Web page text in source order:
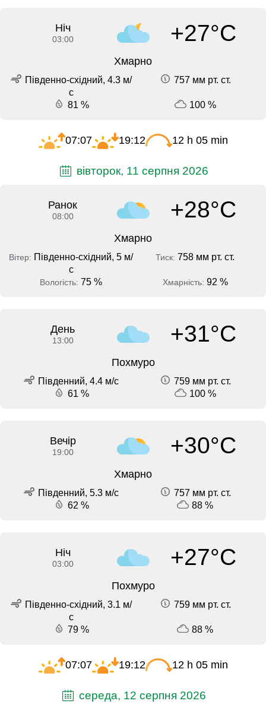
Ніч
03:00 +27°C
Хмарно
Південно-східний, 4.3 м/
с
757 мм рт. ст.
81 % 100 %
07:07 19:12 12 h 05 min
вівторок, 11 серпня 2026
Ранок
08:00 +28°C
Хмарно
Вітер: Південно-східний, 5 м/
с
Тиск: 758 мм рт. ст.
Вологість: 75 % Хмарність: 92 %
День
13:00 +31°C
Похмуро
Південний, 4.4 м/с
759 мм рт. ст.
61 %
100 %
Вечір
19:00 +30°C
Хмарно
Південний, 5.3 м/с
757 мм рт. ст.
62 %
88 %
Ніч
03:00 +27°C
Похмуро
Південно-східний, 3.1 м/
с
759 мм рт. ст.
79 % 88 %
07:07 19:12 12 h 05 min
середа, 12 серпня 2026